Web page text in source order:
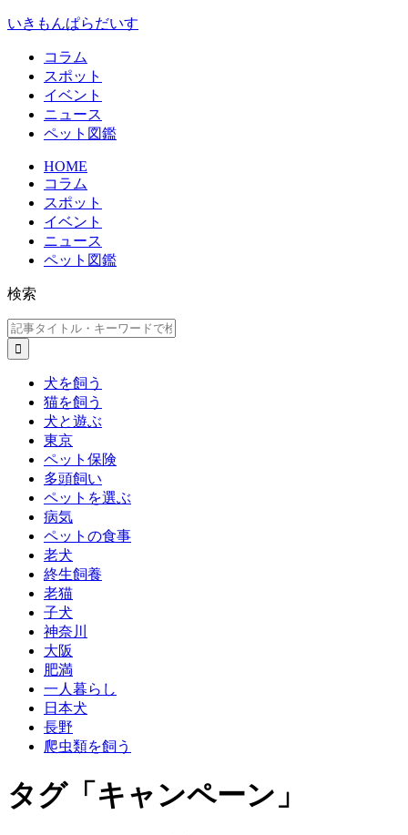
いきもんぱらだいす
コラム
スポット
イベント
ニュース
ペット図鑑
HOME
コラム
スポット
イベント
ニュース
ペット図鑑
検索
犬を飼う
猫を飼う
犬と遊ぶ
東京
ペット保険
多頭飼い
ペットを選ぶ
病気
ペットの食事
老犬
終生飼養
老猫
子犬
神奈川
大阪
肥満
一人暮らし
日本犬
長野
爬虫類を飼う
タグ「キャンペーン」